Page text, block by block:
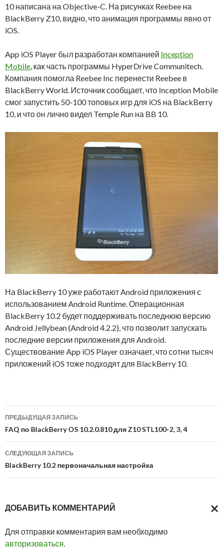
10 написана на Objective-C. На рисунках Reebee на
BlackBerry Z10, видно, что анимация программы явно от
iOS.
App iOS Player был разработан компанией Inception
Mobile, как часть программы HyperDrive Communitech.
Компания помогла Reebee Inc перенести Reebee в
BlackBerry World. Источник сообщает, что Inception Mobile
смог запустить 50-100 топовых игр для iOS на BlackBerry
10, и что он лично видел Temple Run на BB 10.
На BlackBerry 10 уже работают Android приложения с
использованием Android Runtime. Операционная
BlackBerry 10.2 будет поддерживать последнюю версию
Android Jellybean (Android 4.2.2), что позволит запускать
последние версии приложения для Android.
Существование App iOS Player означает, что сотни тысяч
приложений iOS тоже подходят для BlackBerry 10.
Навигация
по
записям
ПРЕДЫДУЩАЯ ЗАПИСЬ
FAQ по BlackBerry OS 10.2.0.810 для Z10 STL100-2, 3, 4
СЛЕДУЮЩАЯ ЗАПИСЬ
BlackBerry 10.2 первоначальная настройка
ДОБАВИТЬ КОММЕНТАРИЙ
Для отправки комментария вам необходимо
авторизоваться.